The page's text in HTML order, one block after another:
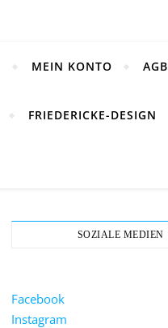
MEIN KONTO AGB
FRIEDERICKE-DESIGN
SOZIALE MEDIEN
Facebook
Instagram